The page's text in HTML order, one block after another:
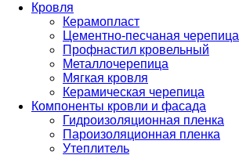
Кровля
Керамопласт
Цементно-песчаная черепица
Профнастил кровельный
Металлочерепица
Мягкая кровля
Керамическая черепица
Компоненты кровли и фасада
Гидроизоляционная пленка
Пароизоляционная пленка
Утеплитель